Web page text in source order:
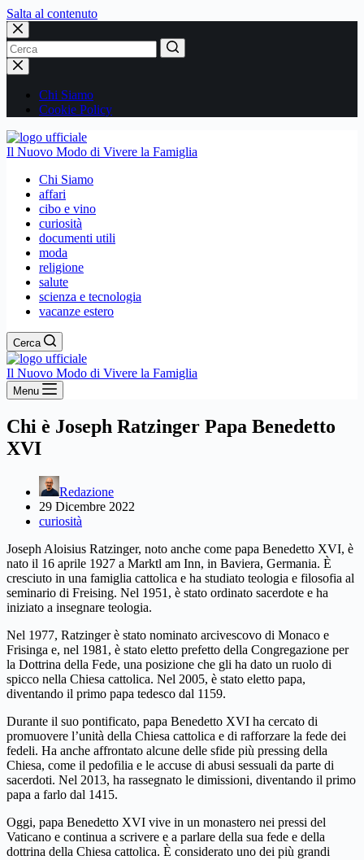
Salta al contenuto
Nessun
risultato
Chi Siamo
Cookie Policy
Il Nuovo Modo di Vivere la Famiglia
Chi Siamo
affari
cibo e vino
curiosità
documenti utili
moda
religione
salute
scienza e tecnologia
vacanze estero
Cerca
Il Nuovo Modo di Vivere la Famiglia
Menu
Chi è Joseph Ratzinger Papa Benedetto
XVI
Redazione
29 Dicembre 2022
curiosità
Joseph Aloisius Ratzinger, noto anche come papa Benedetto XVI, è
nato il 16 aprile 1927 a Marktl am Inn, in Baviera, Germania. È
cresciuto in una famiglia cattolica e ha studiato teologia e filosofia al
seminario di Freising. Nel 1951, è stato ordinato sacerdote e ha
iniziato a insegnare teologia.
Nel 1977, Ratzinger è stato nominato arcivescovo di Monaco e
Frisinga e, nel 1981, è stato eletto prefetto della Congregazione per
la Dottrina della Fede, una posizione che gli ha dato un ruolo di
spicco nella Chiesa cattolica. Nel 2005, è stato eletto papa,
diventando il primo papa tedesco dal 1159.
Durante il suo pontificato, papa Benedetto XVI ha cercato di
promuovere l’unità della Chiesa cattolica e di rafforzare la fede dei
fedeli. Ha anche affrontato alcune delle sfide più pressing della
Chiesa, come il pedofilia e le accuse di abusi sessuali da parte di
sacerdoti. Nel 2013, ha rassegnato le dimissioni, diventando il primo
papa a farlo dal 1415.
Oggi, papa Benedetto XVI vive in un monastero nei pressi del
Vaticano e continua a scrivere e a parlare della sua fede e della
dottrina della Chiesa cattolica. È considerato uno dei più grandi